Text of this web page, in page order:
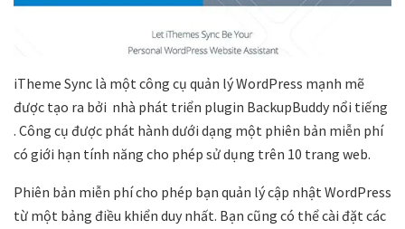
iTheme Sync là một công cụ quản lý WordPress mạnh mẽ
được tạo ra bởi nhà phát triển plugin BackupBuddy nổi tiếng
. Công cụ được phát hành dưới dạng một phiên bản miễn phí
có giới hạn tính năng cho phép sử dụng trên 10 trang web.
Phiên bản miễn phí cho phép bạn quản lý cập nhật WordPress
từ một bảng điều khiển duy nhất. Bạn cũng có thể cài đặt các